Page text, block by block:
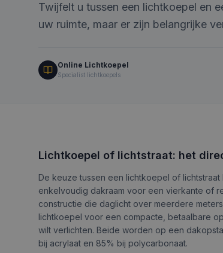
Twijfelt u tussen een lichtkoepel en
uw ruimte, maar er zijn belangrijke
Online Lichtkoepel
Specialist lichtkoepels
Lichtkoepel of lichtstraat: het
De keuze tussen een lichtkoepel of
enkelvoudig dakraam voor een vierkante of
constructie die daglicht over meerdere
lichtkoepel voor een compacte, betaalbare
wilt verlichten. Beide worden op een
bij acrylaat en 85% bij polycarbonaat.